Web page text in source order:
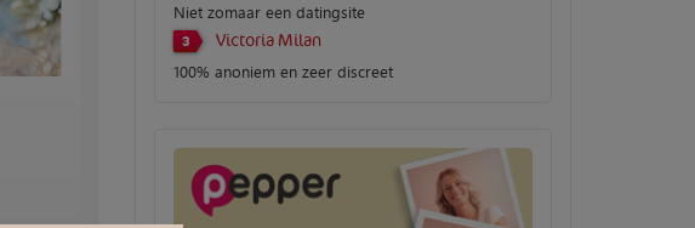
Niet zomaar een datingsite
3 Victoria Milan
100% anoniem en zeer discreet